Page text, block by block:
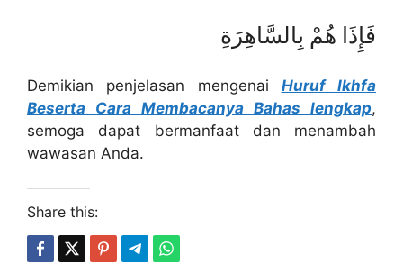
فَإِذَا هُمْ بِالسَّاهِرَةِ
Demikian penjelasan mengenai Huruf Ikhfa
Beserta Cara Membacanya Bahas lengkap,
semoga dapat bermanfaat dan menambah
wawasan Anda.
Share this: